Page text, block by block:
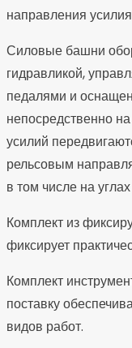
направления
Силовые башни
гидравликой,
педалями и
непосредственно
усилий
рельсовым
в том числе на
Комплект из
фиксирует
Комплект
поставку
видов работ.